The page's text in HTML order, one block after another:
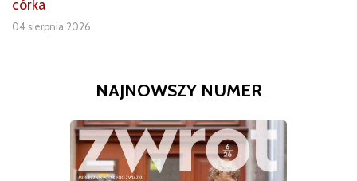
córka
04 sierpnia 2026
NAJNOWSZY NUMER